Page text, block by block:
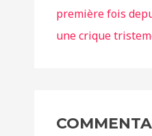
première fois
une crique